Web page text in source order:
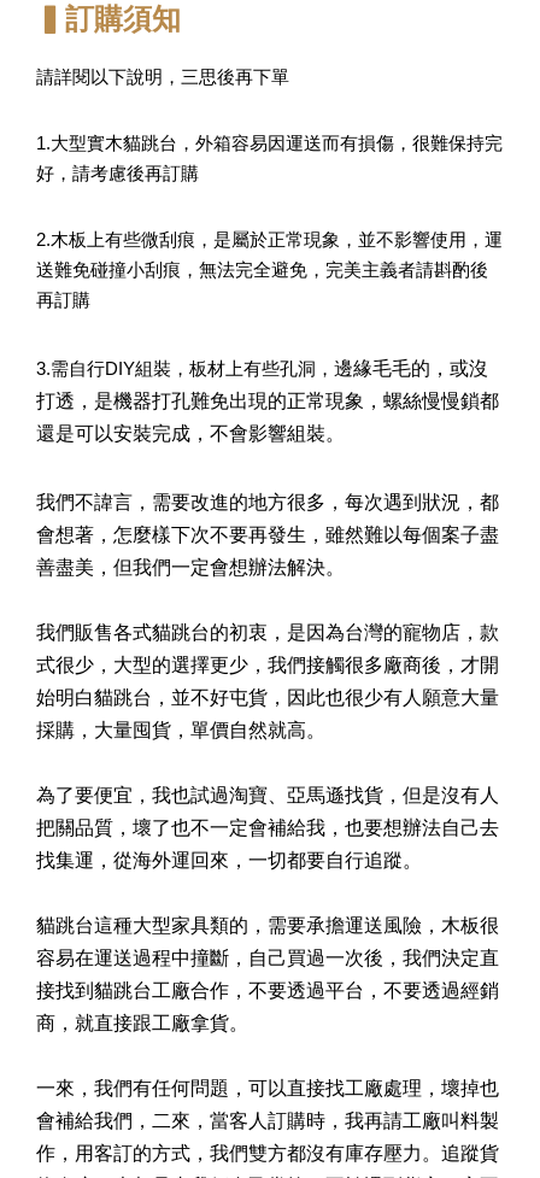
▍訂購須知
請詳閱以下說明，三思後再下單
1.大型實木貓跳台，外箱容易因運送而有損傷，很難保持完
好，請考慮後再訂購
2.木板上有些微刮痕，是屬於正常現象，並不影響使用，運
送難免碰撞小刮痕，無法完全避免，完美主義者請斟酌後
再訂購
3.需自行DIY組裝，板材上有些孔洞， 邊緣毛毛的，或沒
打透，是機器打孔難免出現的正常現象，螺絲慢慢鎖都
還是可以安裝完成，不會影響組裝。
我們不諱言，需要改進的地方很多，每次遇到狀況，都
會想著，怎麼樣下次不要再發生，雖然難以每個案子盡
善盡美，但我們一定會想辦法解決。
我們販售各式貓跳台的初衷，是因為台灣的寵物店，款
式很少，大型的選擇更少，我們接觸很多廠商後，才開
始明白貓跳台，並不好屯貨，因此也很少有人願意大量
採購，大量囤貨，單價自然就高。
為了要便宜，我也試過淘寶、亞馬遜找貨，但是沒有人
把關品質，壞了也不一定會補給我，也要想辦法自己去
找集運，從海外運回來，一切都要自行追蹤。
貓跳台這種大型家具類的，需要承擔運送風險，木板很
容易在運送過程中撞斷，自己買過一次後，我們決定直
接找到貓跳台工廠合作，不要透過平台，不要透過經銷
商，就直接跟工廠拿貨。
一來，我們有任何問題，可以直接找工廠處理，壞掉也
會補給我們，二來，當客人訂購時，我再請工廠叫料製
作，用客訂的方式，我們雙方都沒有庫存壓力。追蹤貨